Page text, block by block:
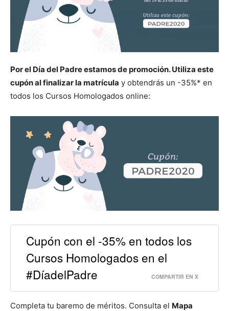
Por el Día del Padre estamos de promoción. Utiliza este
cupón al finalizar la matrícula y obtendrás un -35%* en
todos los Cursos Homologados online:
Cupón con el -35% en todos los
Cursos Homologados en el
#DíadelPadre
COMPARTIR EN X
Completa tu baremo de méritos. Consulta el Mapa